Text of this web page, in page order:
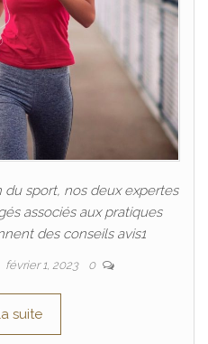
sport, nos deux expertes
associés aux pratiques
des conseils avis1
février 1, 2023 0
suite